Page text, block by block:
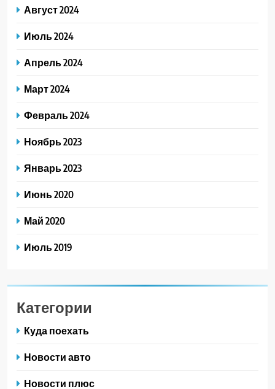
Август 2024
Июль 2024
Апрель 2024
Март 2024
Февраль 2024
Ноябрь 2023
Январь 2023
Июнь 2020
Май 2020
Июль 2019
Категории
Куда поехать
Новости авто
Новости плюс